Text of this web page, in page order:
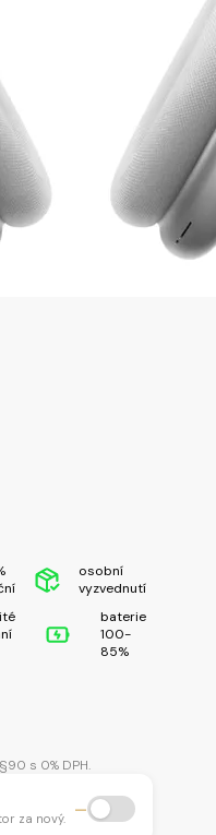
osobní
vyzvednutí
baterie
100-
85%
s 0% DPH.
za nový. —